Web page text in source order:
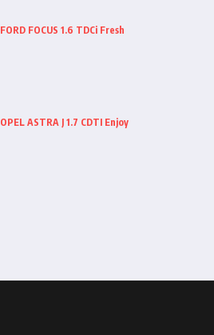
FORD FOCUS 1.6 TDCi Fresh
OPEL ASTRA J 1.7 CDTI Enjoy